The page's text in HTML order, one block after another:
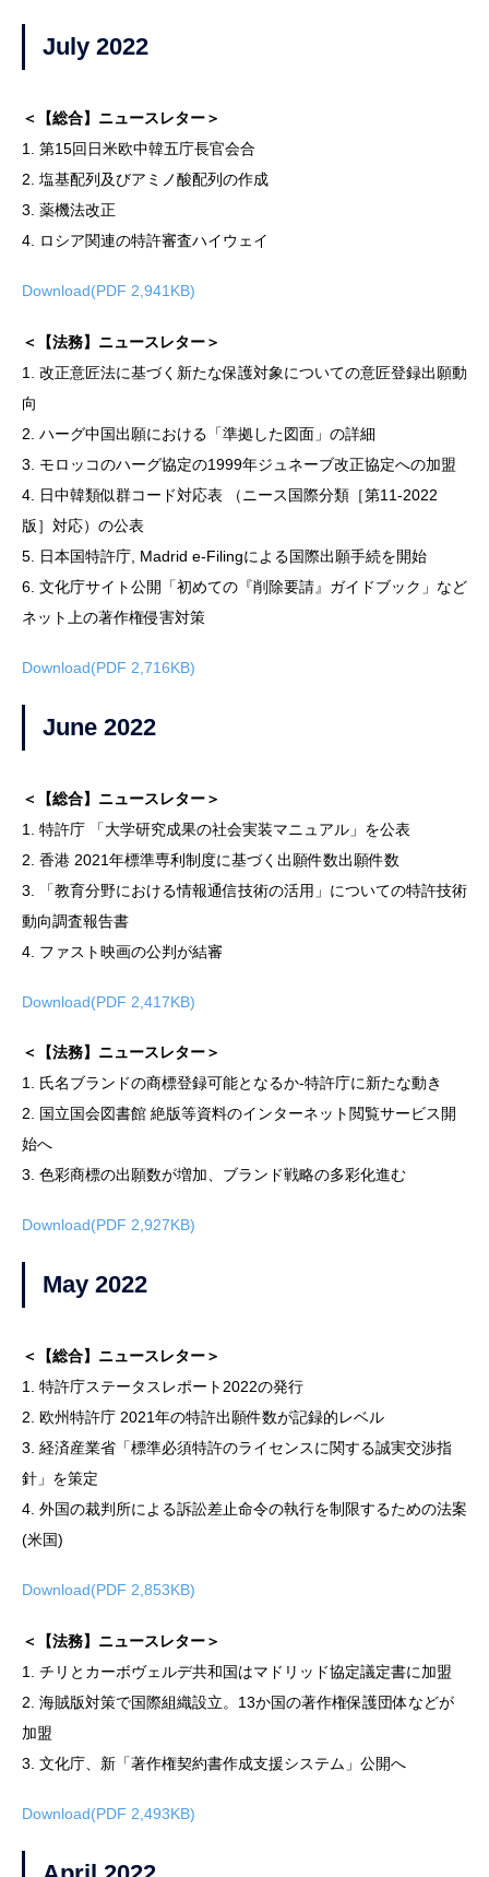
July 2022
＜【総合】ニュースレター＞
1. 第15回日米欧中韓五庁長官会合
2. 塩基配列及びアミノ酸配列の作成
3. 薬機法改正
4. ロシア関連の特許審査ハイウェイ
Download(PDF 2,941KB)
＜【法務】ニュースレター＞
1. 改正意匠法に基づく新たな保護対象についての意匠登録出願動
向
2. ハーグ中国出願における「準拠した図面」の詳細
3. モロッコのハーグ協定の1999年ジュネーブ改正協定への加盟
4. 日中韓類似群コード対応表 （ニース国際分類［第11-2022
版］対応）の公表
5. 日本国特許庁, Madrid e-Filingによる国際出願手続を開始
6. 文化庁サイト公開「初めての『削除要請』ガイドブック」など
ネット上の著作権侵害対策
Download(PDF 2,716KB)
June 2022
＜【総合】ニュースレター＞
1. 特許庁 「大学研究成果の社会実装マニュアル」を公表
2. 香港 2021年標準専利制度に基づく出願件数出願件数
3. 「教育分野における情報通信技術の活用」についての特許技術
動向調査報告書
4. ファスト映画の公判が結審
Download(PDF 2,417KB)
＜【法務】ニュースレター＞
1. 氏名ブランドの商標登録可能となるか-特許庁に新たな動き
2. 国立国会図書館 絶版等資料のインターネット閲覧サービス開
始へ
3. 色彩商標の出願数が増加、ブランド戦略の多彩化進む
Download(PDF 2,927KB)
May 2022
＜【総合】ニュースレター＞
1. 特許庁ステータスレポート2022の発行
2. 欧州特許庁 2021年の特許出願件数が記録的レベル
3. 経済産業省「標準必須特許のライセンスに関する誠実交渉指
針」を策定
4. 外国の裁判所による訴訟差止命令の執行を制限するための法案
(米国)
Download(PDF 2,853KB)
＜【法務】ニュースレター＞
1. チリとカーボヴェルデ共和国はマドリッド協定議定書に加盟
2. 海賊版対策で国際組織設立。13か国の著作権保護団体などが
加盟
3. 文化庁、新「著作権契約書作成支援システム」公開へ
Download(PDF 2,493KB)